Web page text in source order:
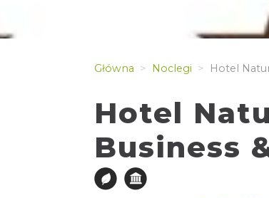
Główna Noclegi Hotel
Hotel
Business